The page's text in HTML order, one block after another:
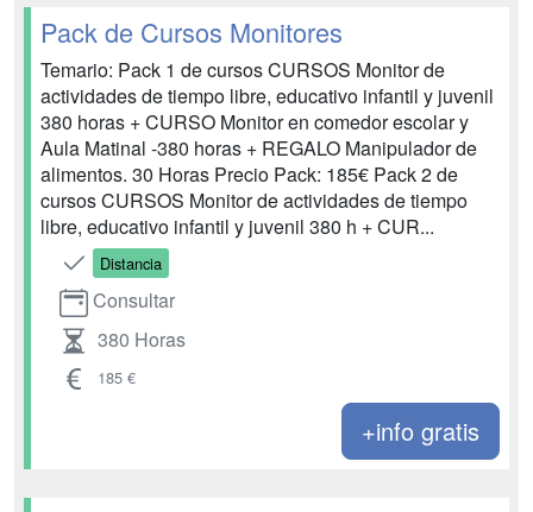
Pack de Cursos Monitores
Temario: Pack 1 de cursos CURSOS Monitor de
actividades de tiempo libre, educativo infantil y juvenil
380 horas + CURSO Monitor en comedor escolar y
Aula Matinal -380 horas + REGALO Manipulador de
alimentos. 30 Horas Precio Pack: 185€ Pack 2 de
cursos CURSOS Monitor de actividades de tiempo
libre, educativo infantil y juvenil 380 h + CUR...
Distancia
Consultar
380 Horas
185 €
+info gratis